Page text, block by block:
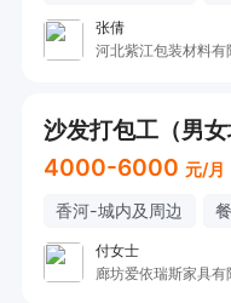
张倩
河北紫江包装材料有
沙发打包工（男女
4000-6000 元/月
香河-城内及周边
付女士
廊坊爱依瑞斯家具有